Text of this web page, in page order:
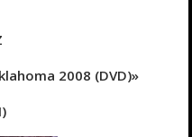
2008 (DVD)»